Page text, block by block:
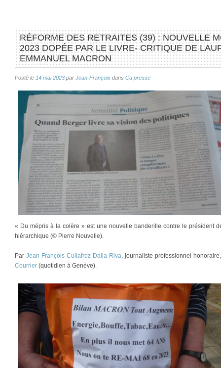
RÉFORME DES RETRAITES (39) : NOUVELLE
2023 DOPÉE PAR LE LIVRE- CRITIQUE DE
EMMANUEL MACRON
Posté le 14 mai 2023 par Jean-François dans Ca presse
« Du mépris à la colère » est une nouvelle banderille contre le président
hiérarchique (© Pierre Nouvelle).
Par Jean-François Cullafroz-Dalla-Riva, journaliste professionnel
Courrier (quotidien à Genève).